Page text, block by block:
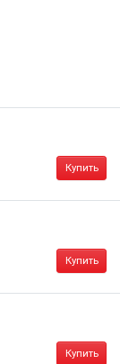
Купить
Купить
Купить